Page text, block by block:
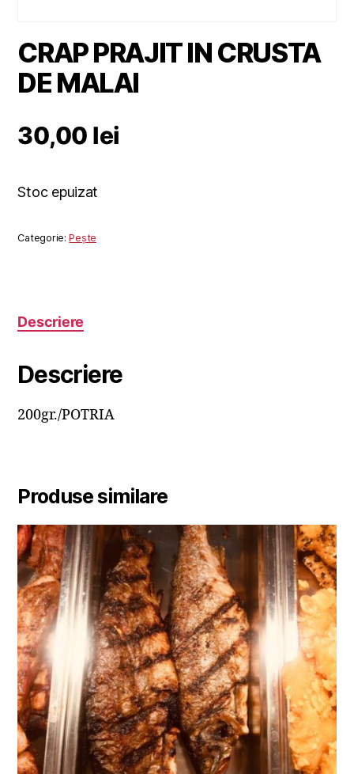
CRAP PRAJIT IN CRUSTA
DE MALAI
30,00 lei
Stoc epuizat
Categorie:Pește
Descriere
Descriere
200gr./POTRIA
Produse similare